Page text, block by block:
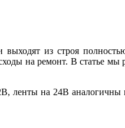
из строя
на ремонт. В статье
ленты на 24В аналогичны